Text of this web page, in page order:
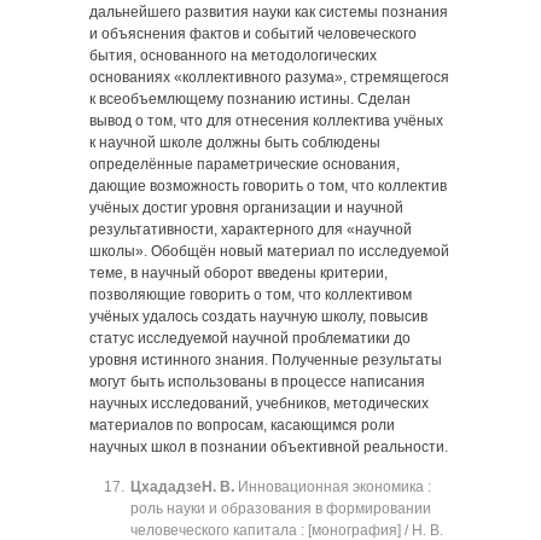
дальнейшего развития науки как системы познания
и объяснения фактов и событий человеческого
бытия, основанного на методологических
основаниях «коллективного разума», стремящегося
к всеобъемлющему познанию истины. Сделан
вывод о том, что для отнесения коллектива учёных
к научной школе должны быть соблюдены
определённые параметрические основания,
дающие возможность говорить о том, что коллектив
учёных достиг уровня организации и научной
результативности, характерного для «научной
школы». Обобщён новый материал по исследуемой
теме, в научный оборот введены критерии,
позволяющие говорить о том, что коллективом
учёных удалось создать научную школу, повысив
статус исследуемой научной проблематики до
уровня истинного знания. Полученные результаты
могут быть использованы в процессе написания
научных исследований, учебников, методических
материалов по вопросам, касающимся роли
научных школ в познании объективной реальности.
ЦхададзеН. В. Инновационная экономика :
роль науки и образования в формировании
человеческого капитала : [монография] / Н. В.